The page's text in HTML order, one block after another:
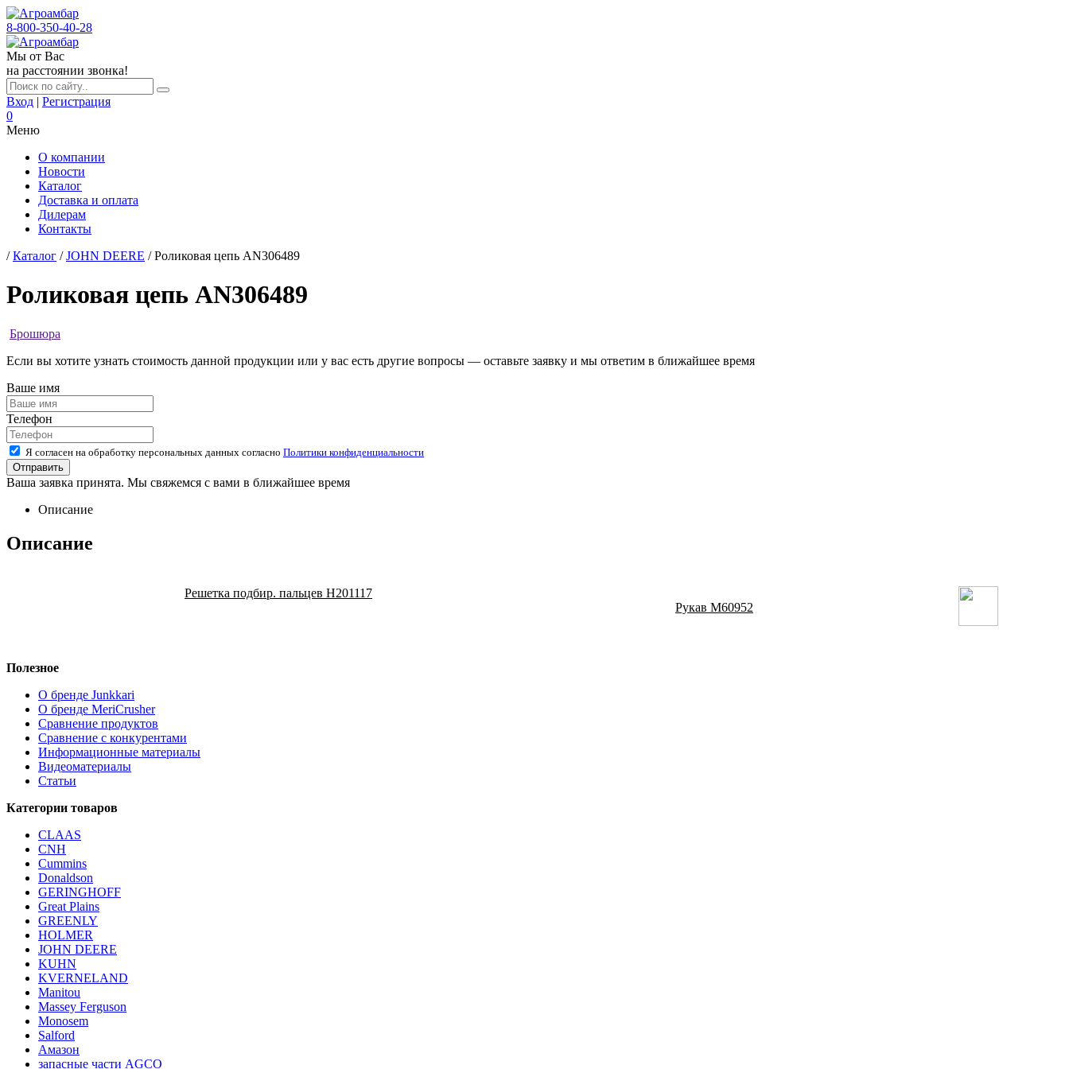
8-800-350-40-28
Мы от Вас
на расстоянии звонка!
Вход | Регистрация
0
Меню
О компании
Новости
Каталог
Доставка и оплата
Дилерам
Контакты
/Каталог /JOHN DEERE / Роликовая цепь AN306489
Роликовая цепь AN306489
Брошюра
Если вы хотите узнать стоимость данной продукции или у вас есть другие вопросы — оставьте заявку и мы ответим в ближайшее время
Ваше имя
Телефон
Я согласен на обработку персональных данных согласно Политики конфиденциальности
Ваша заявка принята. Мы свяжемся с вами в ближайшее время
Описание
Описание
Решетка подбир. пальцев H201117
Рукав M60952
Полезное
О бренде Junkkari
О бренде MeriCrusher
Сравнение продуктов
Сравнение с конкурентами
Информационные материалы
Видеоматериалы
Статьи
Категории товаров
CLAAS
CNH
Cummins
Donaldson
GERINGHOFF
Great Plains
GREENLY
HOLMER
JOHN DEERE
KUHN
KVERNELAND
Manitou
Massey Ferguson
Monosem
Salford
Амазон
запасные части AGCO